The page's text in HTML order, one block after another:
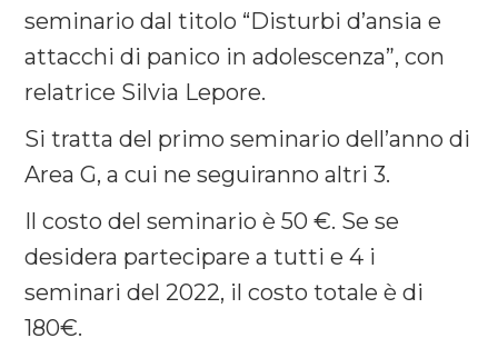
seminario dal titolo “Disturbi d’ansia e
attacchi di panico in adolescenza”, con
relatrice Silvia Lepore.
Si tratta del primo seminario dell’anno di
Area G, a cui ne seguiranno altri 3.
Il costo del seminario è 50 €. Se se
desidera partecipare a tutti e 4 i
seminari del 2022, il costo totale è di
180€.